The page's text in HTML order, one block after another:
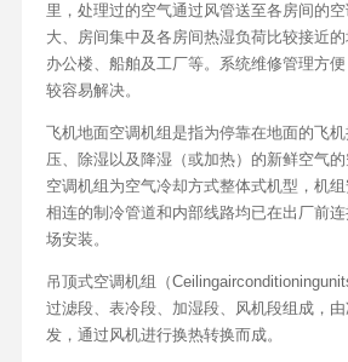
里，处理过的空气通过风管送至各房间的
大、房间集中及各房间热湿负荷比较接近的
办公楼、船舶及工厂等。系统维修管理方
较容易解决。
飞机地面空调机组是指为停靠在地面的飞
压、除湿以及降湿（或加热）的新鲜空气
空调机组为空气冷却方式整体式机型，机
相连的制冷管道和内部线路均已在出厂前
场安装。
吊顶式空调机组（
过滤段、表冷段、加湿段、风机段组成，
发，通过风机进行换热转换而成。